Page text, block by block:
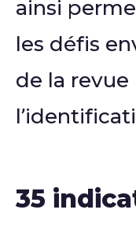
ainsi
les défis
de la
35